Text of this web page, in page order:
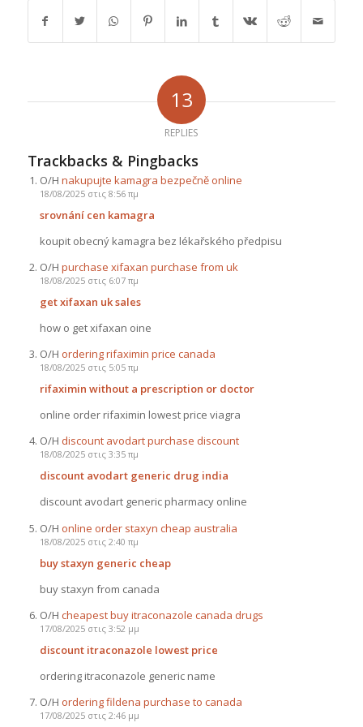
13
REPLIES
Trackbacks & Pingbacks
Ο/Η nakupujte kamagra bezpečně online
18/08/2025 στις 8:56 πμ
srovnání cen kamagra
koupit obecný kamagra bez lékařského předpisu
Ο/Η purchase xifaxan purchase from uk
18/08/2025 στις 6:07 πμ
get xifaxan uk sales
how o get xifaxan oine
Ο/Η ordering rifaximin price canada
18/08/2025 στις 5:05 πμ
rifaximin without a prescription or doctor
online order rifaximin lowest price viagra
Ο/Η discount avodart purchase discount
18/08/2025 στις 3:35 πμ
discount avodart generic drug india
discount avodart generic pharmacy online
Ο/Η online order staxyn cheap australia
18/08/2025 στις 2:40 πμ
buy staxyn generic cheap
buy staxyn from canada
Ο/Η cheapest buy itraconazole canada drugs
17/08/2025 στις 3:52 μμ
discount itraconazole lowest price
ordering itraconazole generic name
Ο/Η ordering fildena purchase to canada
17/08/2025 στις 2:46 μμ